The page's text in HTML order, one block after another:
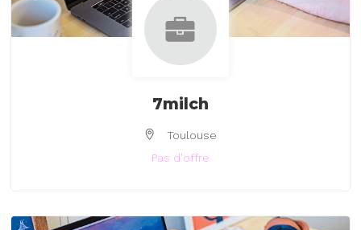
7milch
Toulouse
Pas d'offre